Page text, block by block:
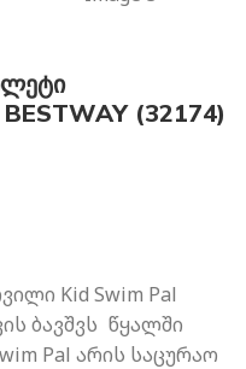
(32174)
Kid Swim Pal
ბავშვს წყალში
Pal არის საცურაო